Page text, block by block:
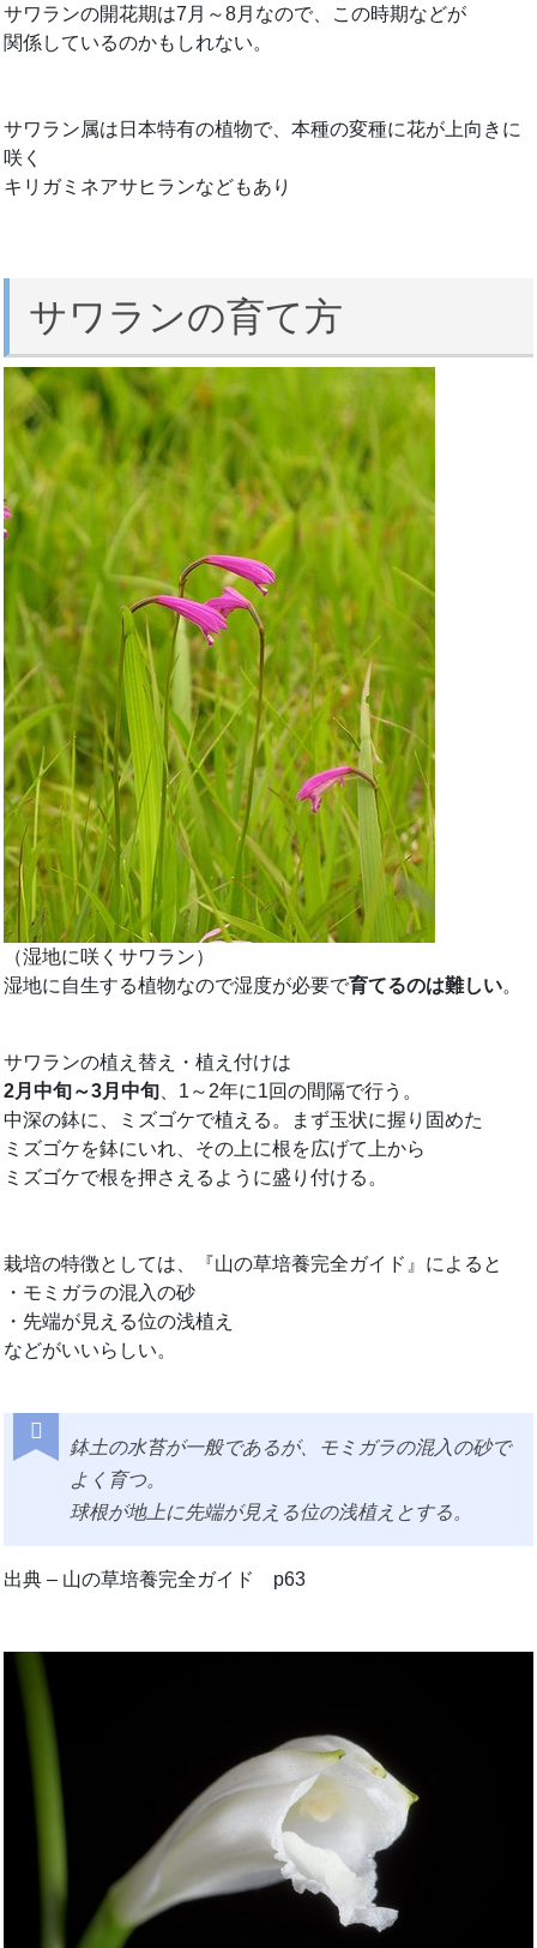
サワランの開花期は7月～8月なので、この時期などが
関係しているのかもしれない。
サワラン属は日本特有の植物で、本種の変種に花が上向きに
咲く
キリガミネアサヒランなどもあり
サワランの育て方
（湿地に咲くサワラン）
湿地に自生する植物なので湿度が必要で育てるのは難しい。
サワランの植え替え・植え付けは
2月中旬～3月中旬 、1～2年に1回の間隔で行う。
中深の鉢に、ミズゴケで植える。まず玉状に握り固めた
ミズゴケを鉢にいれ、その上に根を広げて上から
ミズゴケで根を押さえるように盛り付ける。
栽培の特徴としては、『山の草培養完全ガイド』によると
・モミガラの混入の砂
・先端が見える位の浅植え
などがいいらしい。
鉢土の水苔が一般であるが、モミガラの混入の砂で
よく育つ。
球根が地上に先端が見える位の浅植えとする。
出典 – 山の草培養完全ガイド p63